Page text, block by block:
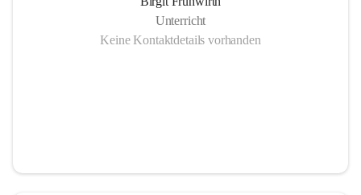
Unterricht
Keine Kontaktdetails vorhanden